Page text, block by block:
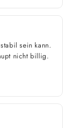
sein kann.
nicht billig.